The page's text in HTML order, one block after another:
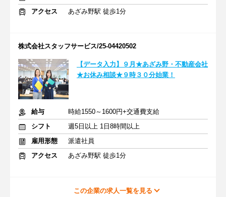
アクセス
あざみ野駅 徒歩1分
株式会社スタッフサービス/25-04420502
【データ入力】９月★あざみ野・不動産会社
★お休み相談★９時３０分始業！
給与
時給1550～1600円+交通費支給
シフト
週5日以上 1日8時間以上
雇用形態
派遣社員
アクセス
あざみ野駅 徒歩1分
この企業の求人一覧を見る